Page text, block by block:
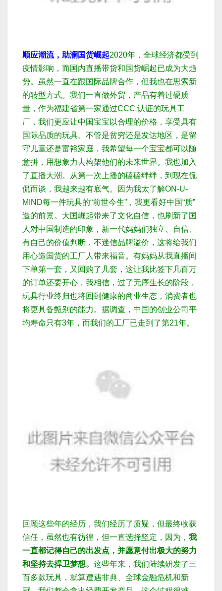
顺应潮流，助澜国货崛起2020年，全球经济都受到
疫情影响，而国内直播带货和国货崛起已成为大趋
势。虽然一直在跟国际品牌合作，但我也在思索新
的转型方式。 我们一直做外贸，产品有着过硬质
量，作为福建省第一家通过CCC 认证的玩具工
厂，我们更应让中国宝宝以合理的价格，享受具有
国际品质的玩具。 不管是贫穷还是发达地区，是留
守儿童还是富裕家庭，我希望每一个宝宝都可以随
意拼，用想象力去构架他们的未来世界。 我也加入
了直播大潮。
从第一次上播的磕磕绊绊，到现在侃
侃而谈，我越来越有底气。因为我太了解ON-U-
MIND每一件玩具的“前世今生”，我更看好中国“质”
造的前景。 大国崛起带来了文化自信，也刷新了国
人对中国制造的印象，新一代妈妈们独立、自信、
有自己的价值判断，不迷信品牌溢价，这将给我们
用心造国货的工厂人带来福音。 有妈妈从我直播间
下单第一套，又回购了几套，这让我比签下几百万
的订单还要开心，我相信，过了无序生长的阶段，
玩具行业终归也将回到健康的商业生态，消费者也
将更具备甄别的能力。 据调查，中国的创业公司平
均寿命只有3年，而我们的工厂已走到了第21年。
回顾这些年的经历，我们经历了质疑，但最终收获
信任，虽然也有彷徨，但一直选择坚定，因为， 我
一直都记得自己的出发点，并愿意付出极大的努力
和坚持去捍卫梦想。 这些年来，我们陆续研发了三
百多款玩具，就算遭遇非典、全球金融危机和新